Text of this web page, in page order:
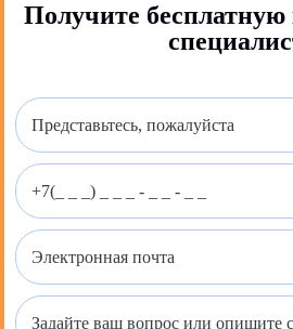
Получите